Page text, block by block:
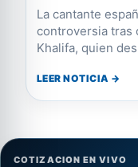
La cantante
controversia tras
Khalifa, quien
LEER NOTICIA →
COTIZACION EN VIVO